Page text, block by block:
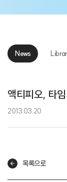
News
액티피오, 타
2013.03.20
목록으로